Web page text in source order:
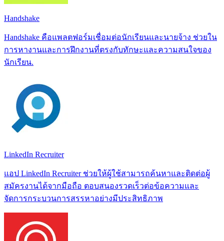
Handshake
Handshake คือแพลตฟอร์มเชื่อมต่อนักเรียนและนายจ้าง ช่วยใน
การหางานและการฝึกงานที่ตรงกับทักษะและความสนใจของ
นักเรียน.
LinkedIn Recruiter
แอป LinkedIn Recruiter ช่วยให้ผู้ใช้สามารถค้นหาและติดต่อผู้
สมัครงานได้จากมือถือ ตอบสนองรวดเร็วต่อข้อความและ
จัดการกระบวนการสรรหาอย่างมีประสิทธิภาพ